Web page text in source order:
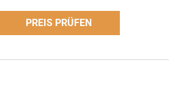
PREIS PRÜFEN